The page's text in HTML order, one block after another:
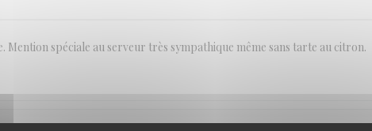
Mention spéciale au serveur très sympathique même sans tarte au citron.